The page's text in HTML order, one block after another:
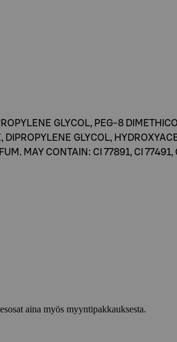
GLYCOL, PEG-8
GLYCOL,
MAY CONTAIN: CI 77891, CI
aina myös myyntipakkauksesta.